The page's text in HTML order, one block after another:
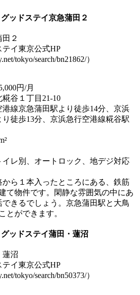
グッドステイ京急蒲田２
イ東京公式HP
tokyo/search/bn21862/）
円/月
糀谷１丁目21-10
港線京急蒲田駅より徒歩14分、京浜
徒歩13分、京浜急行空港線糀谷駅
イレ別、オートロック、地デジ対応
から１本入ったところにある、鉄筋
て物件です。閑静な雰囲気の中にあ
きるでしょう。京急蒲田駅と大鳥
とができます。
グッドステイ蒲田・蓮沼
イ東京公式HP
tokyo/search/bn50373/）